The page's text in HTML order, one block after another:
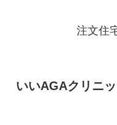
注文住
いいAGAクリニ